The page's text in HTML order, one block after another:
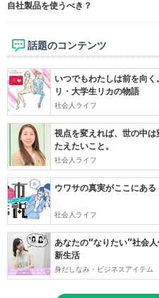
自社製品を使うべき？
話題のコンテンツ
いつでもわたしは前を向
リ・大学生リカの物語
社会人ライフ
視点を変えれば、世の中
たえたいこと。
社会人ライフ
ウワサの真実がここにあ
社会人ライフ
あなたの“なりたい”社会
新生活
身だしなみ・ビジネスアイテム